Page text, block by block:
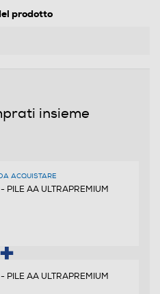
prodotto
insieme
ACQUISTARE
PILE AA ULTRAPREMIUM
PILE AA ULTRAPREMIUM